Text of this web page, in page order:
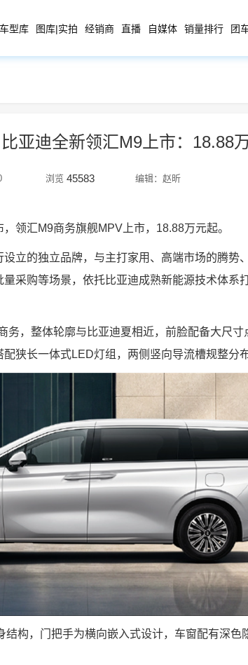
车型库 图库|实拍 经销商 直播 自媒体 销量排行 团
亚迪全新领汇M9上市：18.88
浏览 45583 编辑：赵昕
领汇M9商务旗舰MPV上市，18.88万元起。
立的独立品牌，与主打家用、高端市场的腾势
采购等场景，依托比亚迪成熟新能源技术体系
务，整体轮廓与比亚迪夏相近，前脸配备大尺寸
狭长一体式LED灯组，两侧竖向导流槽规整分布
结构，门把手为横向嵌入式设计，车窗配有深色